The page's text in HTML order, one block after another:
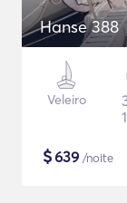
Hanse 388
Veleiro
$639 /noite